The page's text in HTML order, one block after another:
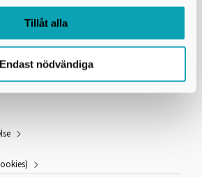
Tillåt alla
Endast nödvändiga